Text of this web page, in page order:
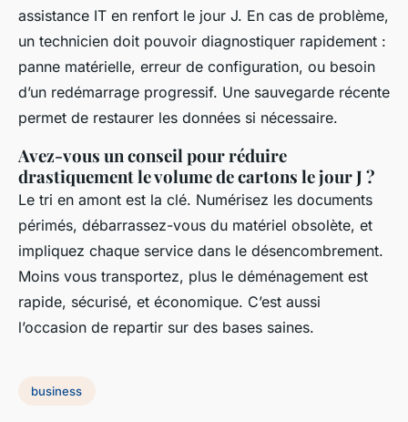
assistance IT en renfort le jour J. En cas de problème,
un technicien doit pouvoir diagnostiquer rapidement :
panne matérielle, erreur de configuration, ou besoin
d’un redémarrage progressif. Une sauvegarde récente
permet de restaurer les données si nécessaire.
Avez-vous un conseil pour réduire
drastiquement le volume de cartons le jour J ?
Le tri en amont est la clé. Numérisez les documents
périmés, débarrassez-vous du matériel obsolète, et
impliquez chaque service dans le désencombrement.
Moins vous transportez, plus le déménagement est
rapide, sécurisé, et économique. C’est aussi
l’occasion de repartir sur des bases saines.
business